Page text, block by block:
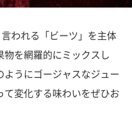
われる「ビーツ」を主体
物を網羅的にミックスし
ようにゴージャスなジュー
て変化する味わいをぜひお